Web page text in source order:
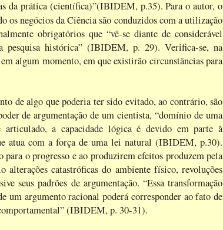
da prática (científica)”(IBIDEM, p.35). Para o autor, o
os negócios da Ciência são conduzidos com a utilização
obrigatórios que “vê-se diante de considerável
pesquisa histórica” (IBIDEM, p. 29). Verifica-se, na
algum momento, em que existirão circunstâncias para
de algo que poderia ter sido evitado, ao contrário, são
de argumentação de um cientista, “domínio de uma
a capacidade lógica é devido em parte à
atua com a força de uma lei natural (IBIDEM, p.30).
o progresso e ao produzirem efeitos produzem pela
alterações catastróficas do ambiente físico, revoluções
seus padrões de argumentação. “Essa transformação
um argumento racional poderá corresponder ao fato de
(IBIDEM, p. 30-31).